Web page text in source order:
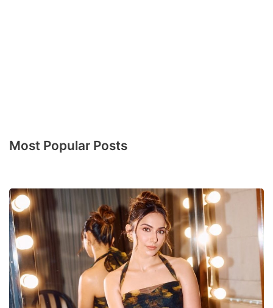
Most Popular Posts